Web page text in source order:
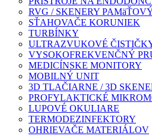
RVG / SKENERY
SŤAHOVAČE KORUNIEK
TURBÍNKY
ULTRAZVUKOVÉ
VYSOKOFREKVENČNÝ
MEDICÍNSKE MONITORY
MOBILNÝ UNIT
3D TLAČIARNE / 3D
PROFYLAKTICKÉ
LUPOVÉ OKULIARE
TERMODEZINFEKTORY
OHRIEVAČE MATERIÁLOV